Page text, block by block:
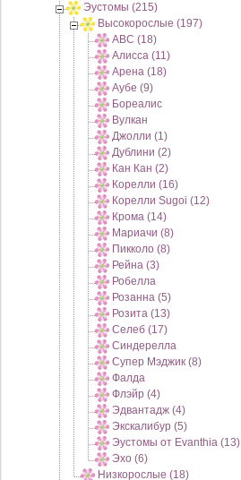
Эустомы (215)
Высокорослые (197)
АВС (18)
Алисса (11)
Арена (18)
Аубе (9)
Бореалис
Вулкан
Джолли (1)
Дублини (2)
Кан Кан (2)
Корелли (16)
Корелли Sugoi (12)
Крома (14)
Мариачи (8)
Пикколо (8)
Рейна (3)
Робелла
Розанна (5)
Розита (13)
Селеб (17)
Синдерелла
Супер Мэджик (8)
Фалда
Флэйр (4)
Эдвантадж (4)
Экскалибур (5)
Эустомы от Evanthia (13)
Эхо (6)
Низкорослые (18)